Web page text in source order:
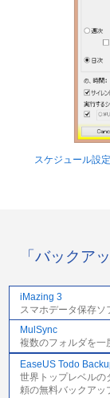
スケジュール設
「バックア
iMazing 3
スマホデータ保存ソ
MulSync
複数のフォルダを一
EaseUS Todo
世界トップレベルの
頼の無料バックアッ